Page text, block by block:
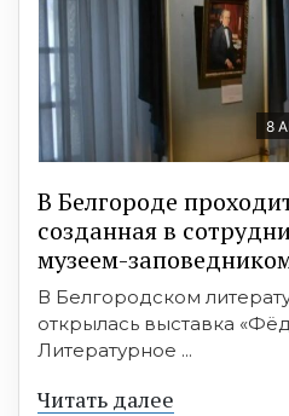
8
В Белгороде
созданная в
музеем-
В Белгородском
открылась выставка
Литературное ...
Читать далее